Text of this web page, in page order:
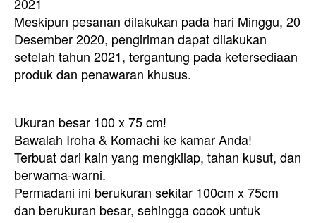
Meskipun pesanan dilakukan pada hari Minggu, 20
Desember 2020, pengiriman dapat dilakukan
setelah tahun 2021, tergantung pada ketersediaan
produk dan penawaran khusus.
Ukuran besar 100 x 75 cm!
Bawalah Iroha & Komachi ke kamar Anda!
Terbuat dari kain yang mengkilap, tahan kusut, dan
berwarna-warni.
Permadani ini berukuran sekitar 100cm x 75cm
dan berukuran besar, sehingga cocok untuk